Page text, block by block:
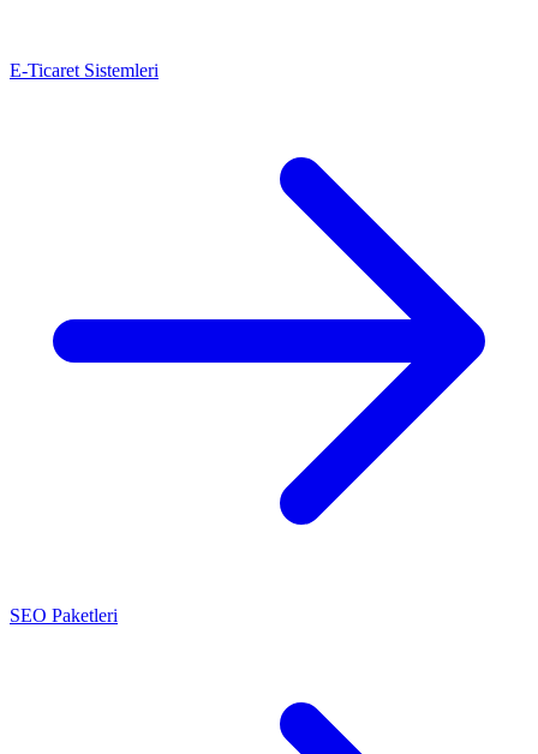
E-Ticaret Sistemleri
SEO Paketleri